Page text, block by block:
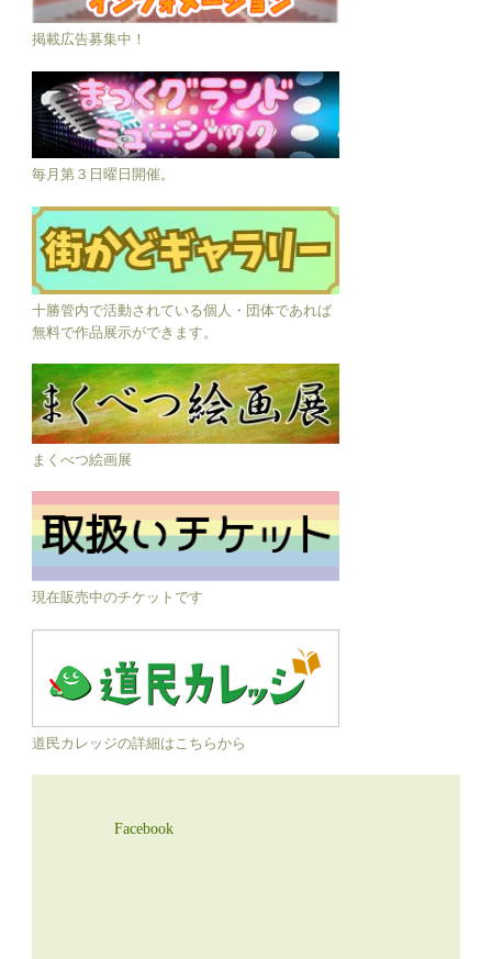
掲載広告募集中！
毎月第３日曜日開催。
十勝管内で活動されている個人・団体であれば
無料で作品展示ができます。
まくべつ絵画展
現在販売中のチケットです
道民カレッジの詳細はこちらから
Facebook